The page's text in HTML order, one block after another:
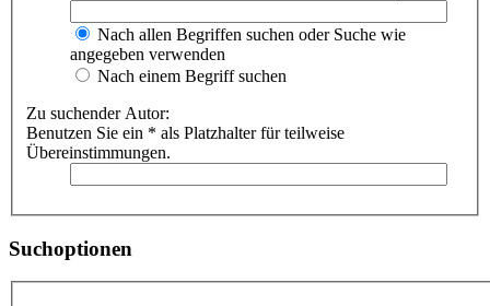
Nach allen Begriffen suchen oder Suche wie
angegeben verwenden
Nach einem Begriff suchen
Zu suchender Autor:
Benutzen Sie ein * als Platzhalter für teilweise
Übereinstimmungen.
Suchoptionen